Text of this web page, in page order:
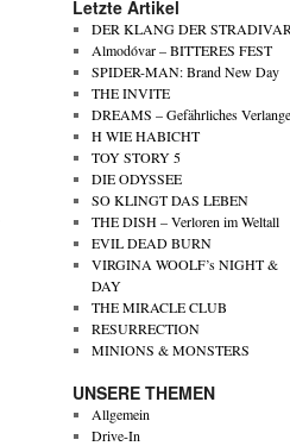
Letzte Artikel
DER KLANG DER
Almodóvar – BITTERES FEST
SPIDER-MAN: Brand New Day
THE INVITE
DREAMS – Gefährliches
H WIE HABICHT
TOY STORY 5
DIE ODYSSEE
SO KLINGT DAS LEBEN
THE DISH – Verloren im Weltall
EVIL DEAD BURN
VIRGINA WOOLF’s NIGHT &
DAY
THE MIRACLE CLUB
RESURRECTION
MINIONS & MONSTERS
UNSERE THEMEN
Allgemein
Drive-In